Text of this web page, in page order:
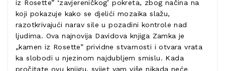
iz Rosette” ‘zavjereničkog’ pokreta, zbog načina na
koji pokazuje kako se djelići mozaika slažu,
razotkrivajući narav sile u pozadini kontrole nad
ljudima. Ova najnovija Davidova knjiga Zamka je
„kamen iz Rosette” prividne stvarnosti i otvara vrata
ka slobodi u njezinom najdubljem smislu. Kada
pročitate ovu knjigu, svijet vam više nikada neće